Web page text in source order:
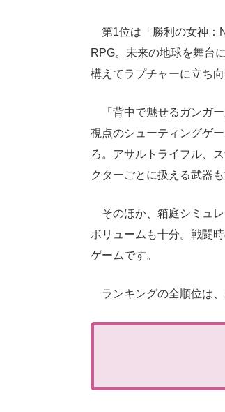
第1位は「勝利の女神：
RPG。未来の地球を舞台
構えてラプチャーに立ち
「背中で魅せるガンガ
視点のシューティングゲ
ろ。アサルトライフル、
クターごとに扱える武器
そのほか、箱庭シミュレ
ボリュームも十分。戦闘
ゲームです。
ランキングの全順位は、